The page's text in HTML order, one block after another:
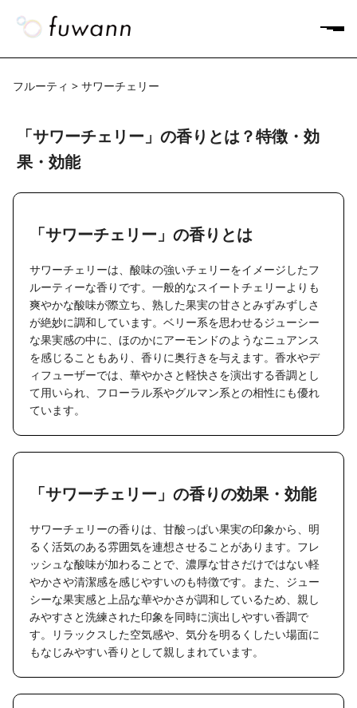
フルーティ > サワーチェリー
「サワーチェリー」の香りとは？特徴・効
果・効能
「サワーチェリー」の香りとは
サワーチェリーは、酸味の強いチェリーをイメージしたフ
ルーティーな香りです。一般的なスイートチェリーよりも
爽やかな酸味が際立ち、熟した果実の甘さとみずみずしさ
が絶妙に調和しています。ベリー系を思わせるジューシー
な果実感の中に、ほのかにアーモンドのようなニュアンス
を感じることもあり、香りに奥行きを与えます。香水やデ
ィフューザーでは、華やかさと軽快さを演出する香調とし
て用いられ、フローラル系やグルマン系との相性にも優れ
ています。
「サワーチェリー」の香りの効果・効能
サワーチェリーの香りは、甘酸っぱい果実の印象から、明
るく活気のある雰囲気を連想させることがあります。フレ
ッシュな酸味が加わることで、濃厚な甘さだけではない軽
やかさや清潔感を感じやすいのも特徴です。また、ジュー
シーな果実感と上品な華やかさが調和しているため、親し
みやすさと洗練された印象を同時に演出しやすい香調で
す。リラックスした空気感や、気分を明るくしたい場面に
もなじみやすい香りとして親しまれています。